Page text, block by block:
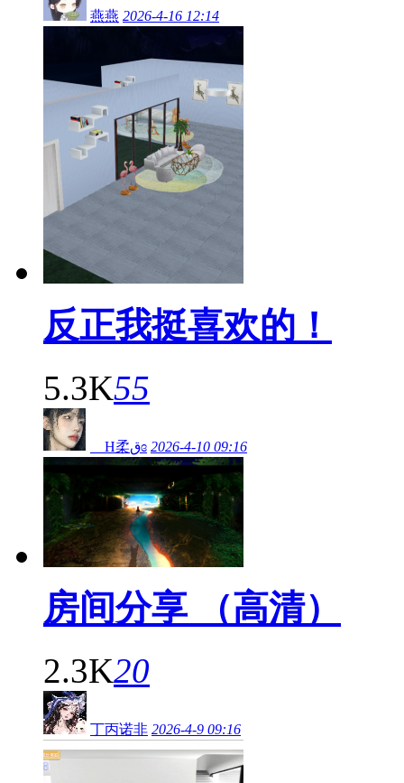
燕燕 2026-4-16 12:14
反正我挺喜欢的！
5.3K55
H柔قɞ 2026-4-10 09:16
房间分享 （高清）
2.3K20
丁丙诺非 2026-4-9 09:16